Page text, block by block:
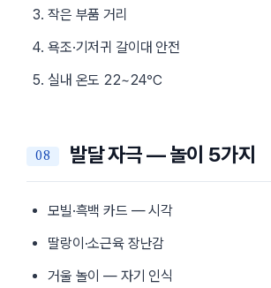
작은 부품 거리
욕조·기저귀 갈이대 안전
실내 온도 22~24℃
발달 자극 — 놀이 5가지
모빌·흑백 카드 — 시각
딸랑이·소근육 장난감
거울 놀이 — 자기 인식